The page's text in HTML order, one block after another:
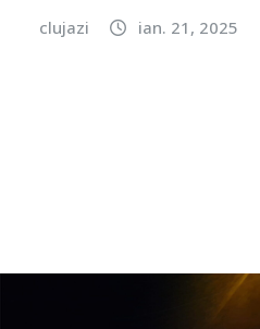
clujazi
ian. 21, 2025